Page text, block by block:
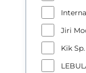
Jiri
Kik